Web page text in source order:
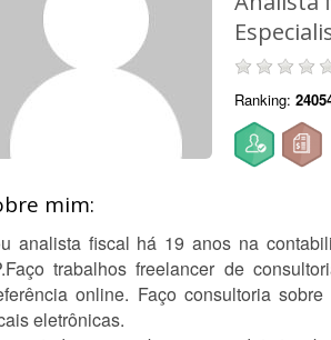
Ranking:
mim:
analista fiscal há 19 anos na
trabalhos freelancer de
online. Faço consultoria
eletrônicas.